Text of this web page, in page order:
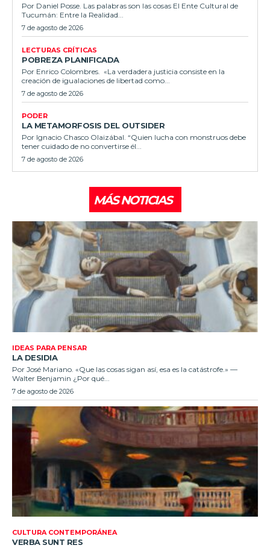
Por Daniel Posse. Las palabras son las cosas El Ente Cultural de
Tucumán: Entre la Realidad...
7 de agosto de 2026
LECTURAS CRÍTICAS
POBREZA PLANIFICADA
Por Enrico Colombres. «La verdadera justicia consiste en la
creación de igualaciones de libertad como...
7 de agosto de 2026
PODER
LA METAMORFOSIS DEL OUTSIDER
Por Ignacio Chasco Olaizábal. “Quien lucha con monstruos debe
tener cuidado de no convertirse él...
7 de agosto de 2026
MÁS NOTICIAS
IDEAS PARA PENSAR
LA DESIDIA
Por José Mariano. «Que las cosas sigan así, esa es la catástrofe.» —
Walter Benjamin ¿Por qué...
7 de agosto de 2026
CULTURA CONTEMPORÁNEA
VERBA SUNT RES